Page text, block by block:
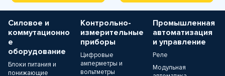
Силовое и
коммутационно
е
оборудование
Блоки питания и
понижающие
Контрольно-
измерительные
приборы
Цифровые
амперметры и
вольтметры
Промышленная
автоматизация
и управление
Реле
Модульная